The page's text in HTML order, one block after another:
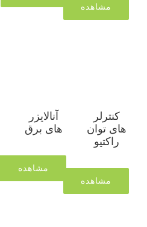
مشاهده
کنترلر
های توان
راکتیو
مشاهده
آنالایزر
های برق
مشاهده